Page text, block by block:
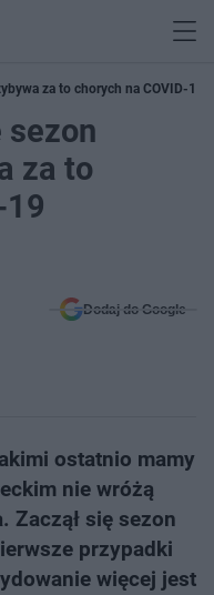
za to chorych na COVID-19
sezon
za to
19
Dodaj do Google
ostatnio mamy
nie wróżą
Zaczął się sezon
przypadki
więcej jest